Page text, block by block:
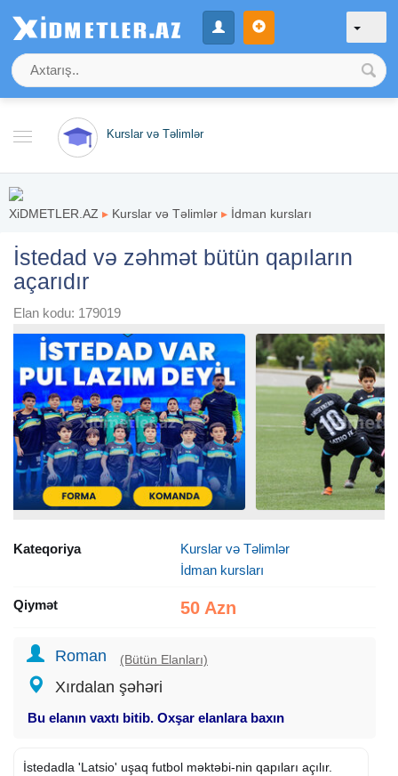
Kurslar və Təlimlər
XiDMETLER.AZ ▸ Kurslar və Təlimlər ▸ İdman kursları
İstedad və zəhmət bütün qapıların
açarıdır
Elan kodu: 179019
Kateqoriya
Kurslar və Təlimlər
İdman kursları
Qiymət 50 Azn
Roman (Bütün Elanları)
Xırdalan şəhəri
Bu elanın vaxtı bitib. Oxşar elanlara baxın
İstedadla 'Latsio' uşaq futbol məktəbi-nin qapıları açılır.